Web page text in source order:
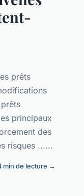
prêts
principaux
des
risques ......
min de lecture →